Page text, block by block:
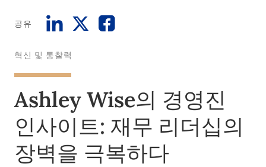
공유
혁신 및 통찰력
Ashley Wise의 경영진
인사이트: 재무 리더십의
장벽을 극복하다